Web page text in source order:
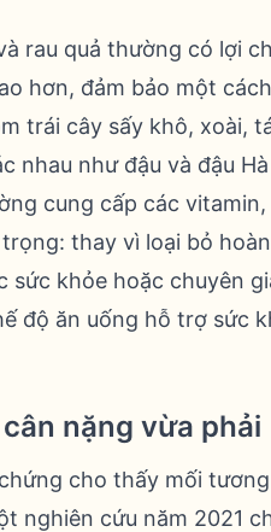
rau quả thường có lợi
hơn, đảm bảo một
trái cây sấy khô, xoài,
nhau như đậu và đậu
cung cấp các
thay vì loại bỏ
sức khỏe hoặc chuyên
độ ăn uống hỗ trợ sức
nặng vừa phải
cho thấy mối
nghiên cứu năm 2021